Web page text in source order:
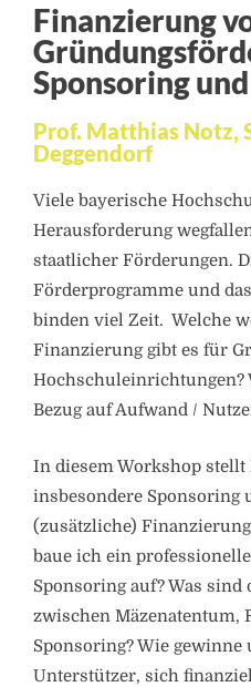
Finanzierung
Sponsoring
Prof. Matthias Notz,
Deggendorf
Viele bayerische
Herausforderung
staatlicher Förderungen.
Förderprogramme und
binden viel Zeit. Welche
Finanzierung gibt es für
Hochschuleinrichtungen?
Bezug auf Aufwand /
In diesem Workshop stellt
insbesondere Sponsoring
(zusätzliche)
baue ich ein
Sponsoring auf? Was sind
zwischen Mäzenatentum,
Sponsoring? Wie gewinne
Unterstützer, sich